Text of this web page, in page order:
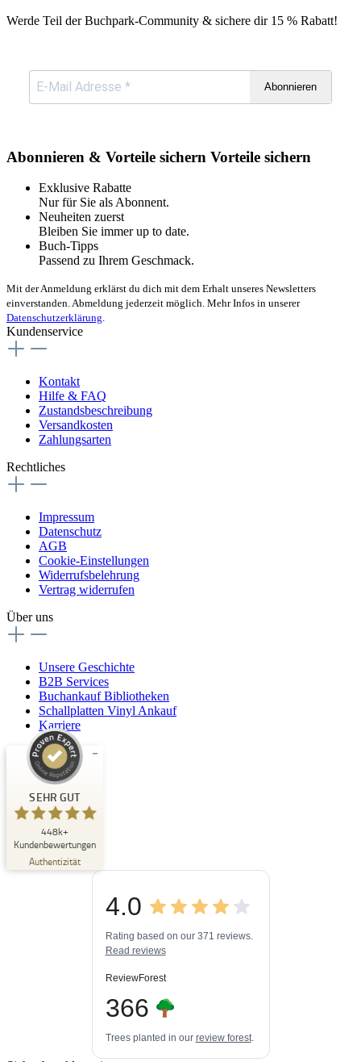
Werde Teil der Buchpark-Community & sichere dir 15 % Rabatt!
Abonnieren
Abonnieren & Vorteile sichern Vorteile sichern
Exklusive Rabatte
Nur für Sie als Abonnent.
Neuheiten zuerst
Bleiben Sie immer up to date.
Buch-Tipps
Passend zu Ihrem Geschmack.
Mit der Anmeldung erklärst du dich mit dem Erhalt unseres Newsletters
einverstanden. Abmeldung jederzeit möglich. Mehr Infos in unserer
Datenschutzerklärung.
Kundenservice
Kontakt
Hilfe & FAQ
Zustandsbeschreibung
Versandkosten
Zahlungsarten
Rechtliches
Impressum
Datenschutz
AGB
Cookie-Einstellungen
Widerrufsbelehrung
Vertrag widerrufen
Über uns
Unsere Geschichte
B2B Services
Buchankauf Bibliotheken
Schallplatten Vinyl Ankauf
Karriere
SEHR GUT
448k+
Kundenbewertungen
Authentizität
Kundenbewertungen und Erfahrungen zu
SEHR GUT
4,84
/
5,00
3
ProvenExpert.com
Blick aufs ProvenExpert-Profil werfen
06.08.2026
4.0
Rating based on our 371 reviews.
Read reviews
ReviewForest
366
Trees planted in our review forest.